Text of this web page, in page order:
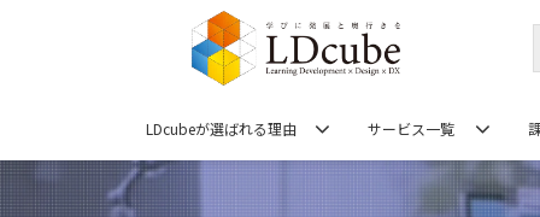
LDcubeが選ばれる理由 サービス一覧